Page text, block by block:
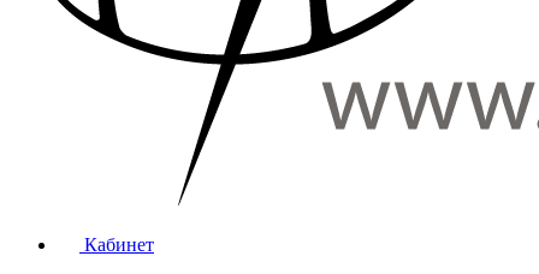
Кабинет